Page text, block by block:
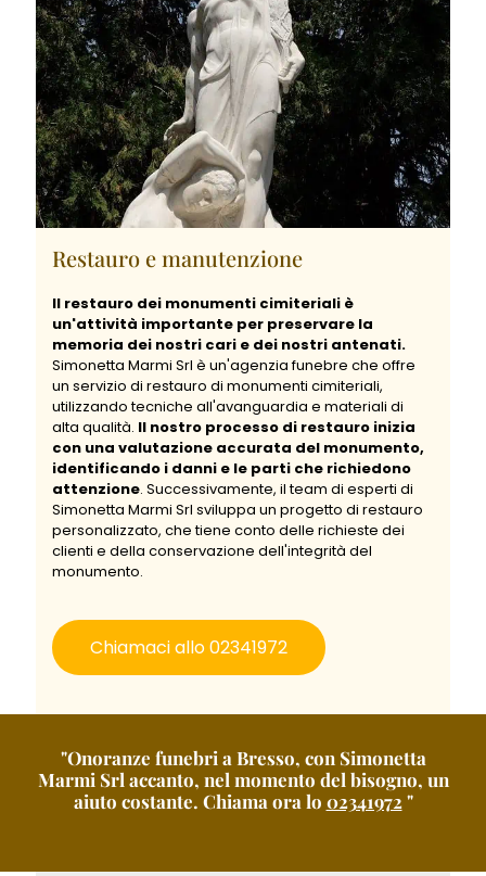
Restauro e manutenzione
Il restauro dei monumenti cimiteriali è
un'attività importante per preservare la
memoria dei nostri cari e dei nostri antenati.
Simonetta Marmi Srl è un'agenzia funebre che offre
un servizio di restauro di monumenti cimiteriali,
utilizzando tecniche all'avanguardia e materiali di
alta qualità. Il nostro processo di restauro inizia
con una valutazione accurata del monumento,
identificando i danni e le parti che richiedono
attenzione. Successivamente, il team di esperti di
Simonetta Marmi Srl sviluppa un progetto di restauro
personalizzato, che tiene conto delle richieste dei
clienti e della conservazione dell'integrità del
monumento.
Chiamaci allo 02341972
"Onoranze funebri a Bresso, con Simonetta
Marmi Srl accanto, nel momento del bisogno, un
aiuto costante. Chiama ora lo 02341972"